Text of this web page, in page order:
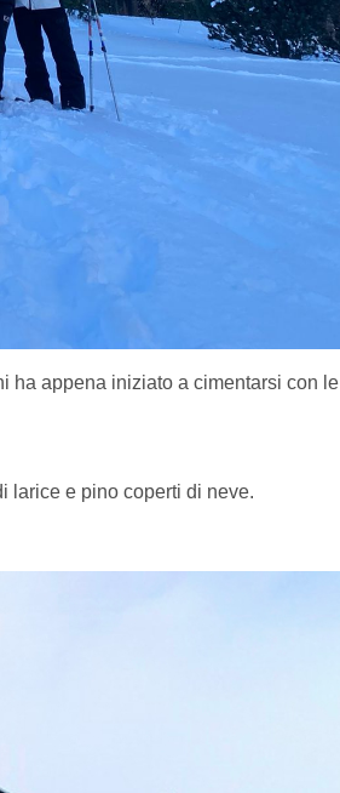
ha appena iniziato a cimentarsi con le
larice e pino coperti di neve.